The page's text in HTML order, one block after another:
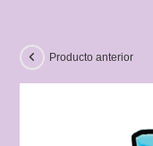
Producto anterior